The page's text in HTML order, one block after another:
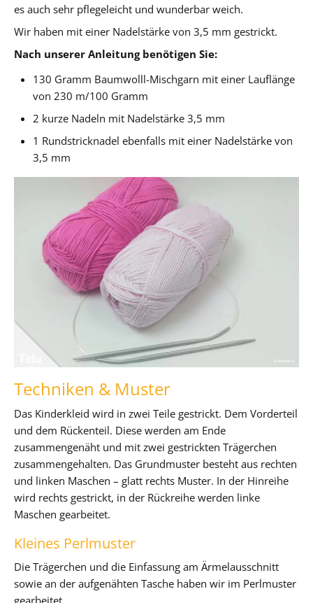
es auch sehr pflegeleicht und wunderbar weich.
Wir haben mit einer Nadelstärke von 3,5 mm gestrickt.
Nach unserer Anleitung benötigen Sie:
130 Gramm Baumwolll-Mischgarn mit einer Lauflänge
von 230 m/100 Gramm
2 kurze Nadeln mit Nadelstärke 3,5 mm
1 Rundstricknadel ebenfalls mit einer Nadelstärke von
3,5 mm
Techniken & Muster
Das Kinderkleid wird in zwei Teile gestrickt. Dem Vorderteil
und dem Rückenteil. Diese werden am Ende
zusammengenäht und mit zwei gestrickten Trägerchen
zusammengehalten. Das Grundmuster besteht aus rechten
und linken Maschen – glatt rechts Muster. In der Hinreihe
wird rechts gestrickt, in der Rückreihe werden linke
Maschen gearbeitet.
Kleines Perlmuster
Die Trägerchen und die Einfassung am Ärmelausschnitt
sowie an der aufgenähten Tasche haben wir im Perlmuster
gearbeitet.